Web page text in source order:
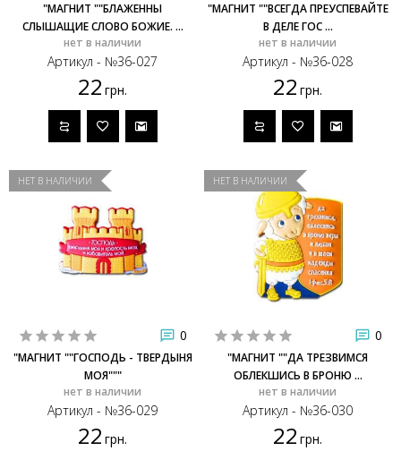
"МАГНИТ ""БЛАЖЕННЫ
СЛЫШАЩИЕ СЛОВО БОЖИЕ. ...
нет в наличии
Артикул - №36-027
22 грн.
"МАГНИТ ""ВСЕГДА ПРЕУСПЕВАЙТЕ
В ДЕЛЕ ГОС ...
нет в наличии
Артикул - №36-028
22 грн.
НЕТ В НАЛИЧИИ
0
"МАГНИТ ""ГОСПОДЬ - ТВЕРДЫНЯ
МОЯ"""
нет в наличии
Артикул - №36-029
22 грн.
НЕТ В НАЛИЧИИ
0
"МАГНИТ ""ДА ТРЕЗВИМСЯ
ОБЛЕКШИСЬ В БРОНЮ ...
нет в наличии
Артикул - №36-030
22 грн.